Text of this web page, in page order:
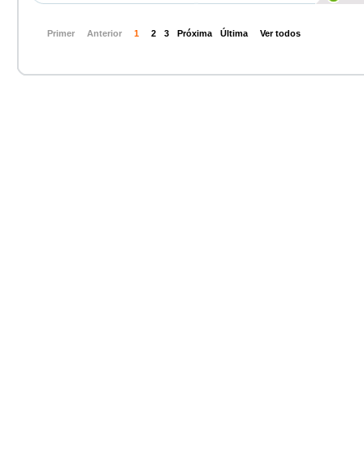
Primer Anterior 1 2 3 Próxima Última Ver todos